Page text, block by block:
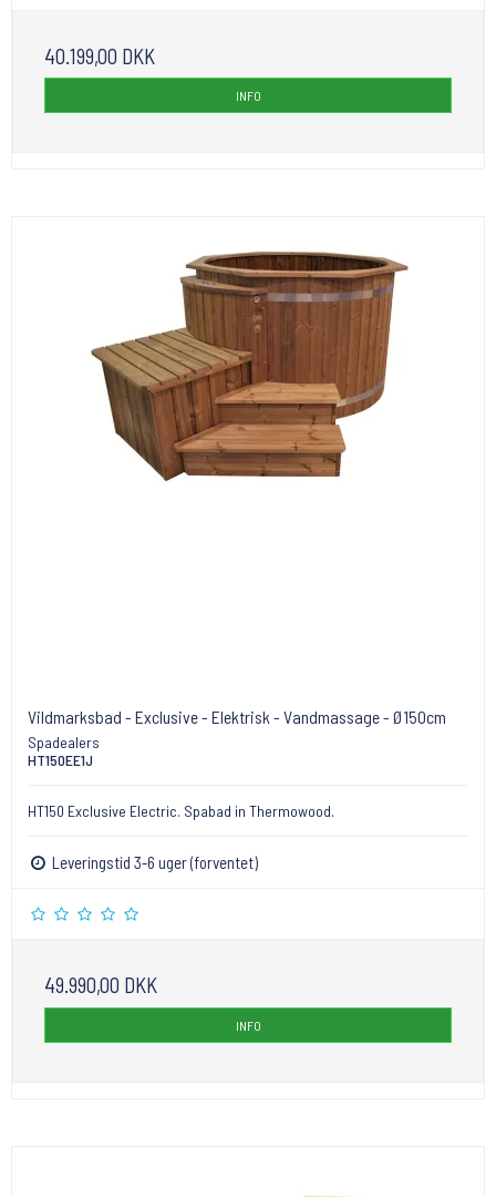
40.199,00 DKK
INFO
Vildmarksbad - Exclusive - Elektrisk - Vandmassage - Ø150cm
Spadealers
HT150EE1J
HT150 Exclusive Electric. Spabad in Thermowood.
Leveringstid 3-6 uger (forventet)
49.990,00 DKK
INFO